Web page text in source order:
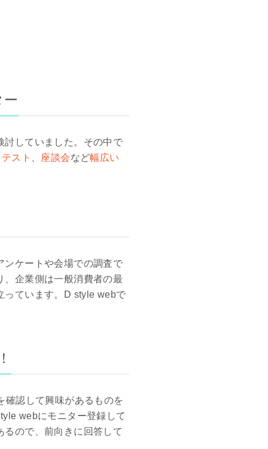
討していました。その中で
スト
座談会など幅広い
ンケートや会場での調査で
、企業側は一般消費者の最
っています。D style webで
確認して興味があるものを
webにモニター登録して
ので、前向きに回答して